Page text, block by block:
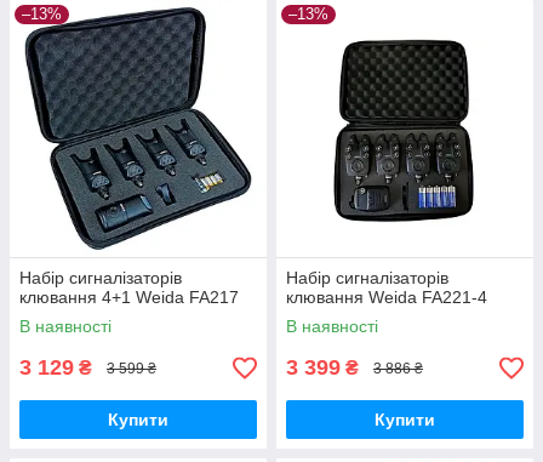
–13%
Набір сигналізаторів
клювання 4+1 Weida FA217
В наявності
3 129 ₴ 3 599 ₴
Купити
–13%
Набір сигналізаторів
клювання Weida FA221-4
В наявності
3 399 ₴ 3 886 ₴
Купити